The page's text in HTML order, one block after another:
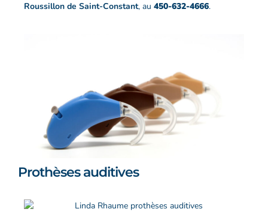
Roussillon de Saint-Constant, au 450-632-4666.​
Prothèses auditives